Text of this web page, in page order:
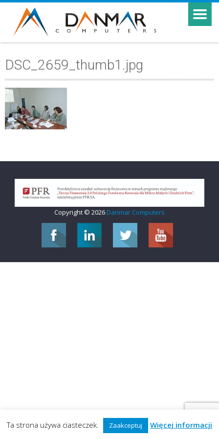
DSC_2659_thumb1.jpg
Copyright © 2026 Danmar Computers
Ta strona używa ciasteczek. Zaakceptuj Więcej informacji